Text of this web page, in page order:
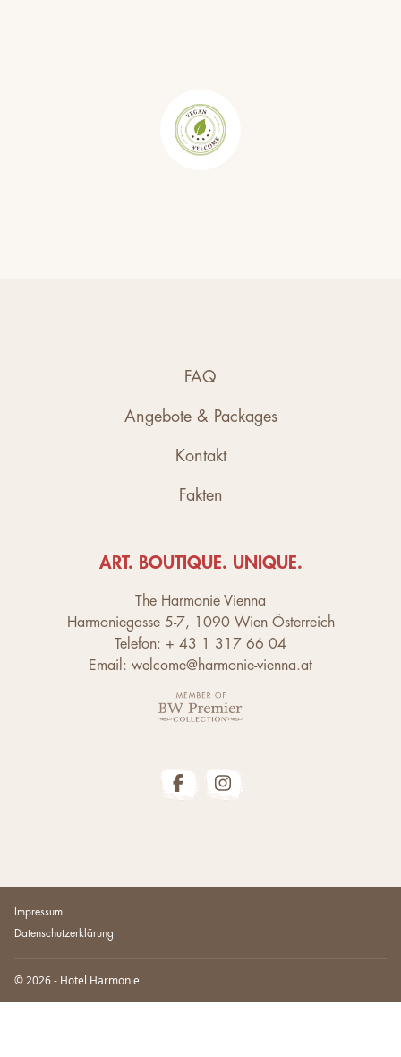
FAQ
Angebote & Packages
Kontakt
Fakten
ART. BOUTIQUE. UNIQUE.
The Harmonie Vienna
Harmoniegasse 5-7, 1090 Wien Österreich
Telefon: + 43 1 317 66 04
Email: welcome@harmonie-vienna.at
Impressum
Datenschutzerklärung
© 2026 - Hotel Harmonie